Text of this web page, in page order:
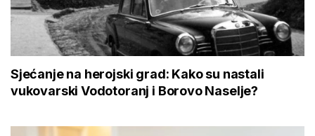
Sjećanje na herojski grad: Kako su nastali
vukovarski Vodotoranj i Borovo Naselje?